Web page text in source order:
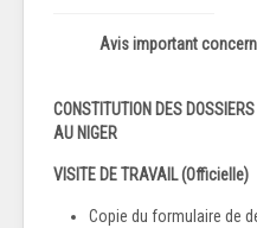
Avis important
CONSTITUTION DES
AU NIGER
VISITE DE TRAVAIL (Officielle)
Copie du formulaire de